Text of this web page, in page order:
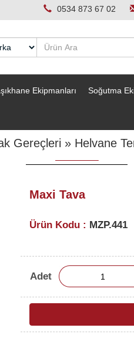
0534 873 67 02
Ekipmanları Soğutma
Gereçleri » Helvane
Maxi Tava
Ürün Kodu : MZP.441
Adet